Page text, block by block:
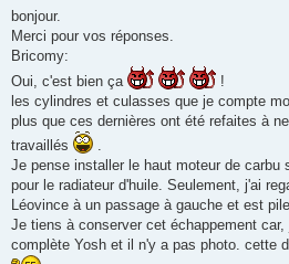
s
a
g
bonjour.
Merci pour vos réponses.
Bricomy:
Oui, c'est bien ça
!
les cylindres et culasses que je compte
plus que ces dernières ont été refaites à
travaillés
Je pense installer le haut moteur de carbu
pour le radiateur d'huile. Seulement, j'ai
Léovince à un passage à gauche et est
Je tiens à conserver cet échappement
complète Yosh et il n'y a pas photo. cette